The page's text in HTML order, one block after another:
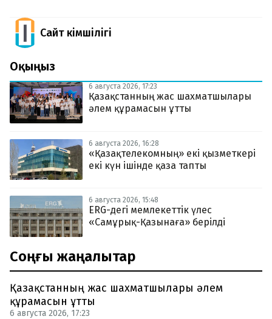
Сайт Әкімшілігі
Оқыңыз
6 августа 2026, 17:23
Қазақстанның жас шахматшылары
әлем құрамасын ұтты
6 августа 2026, 16:28
«Қазақтелекомның» екі қызметкері
екі күн ішінде қаза тапты
6 августа 2026, 15:48
ERG-дегі мемлекеттік үлес
«Самұрық-Қазынаға» берілді
Соңғы жаңалықтар
Қазақстанның жас шахматшылары әлем
құрамасын ұтты
6 августа 2026, 17:23